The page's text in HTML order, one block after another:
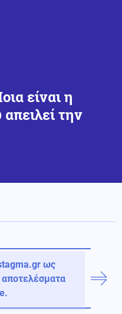
είναι η
την
ως